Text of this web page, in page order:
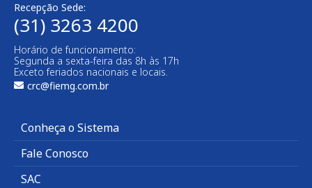
Recepção Sede:
(31) 3263 4200
Horário de funcionamento:
Segunda a sexta-feira das 8h às 17h
Exceto feriados nacionais e locais.
crc@fiemg.com.br
Conheça o Sistema
Fale Conosco
SAC